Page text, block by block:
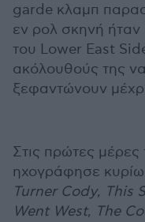
garde κλαμπ
εν ρολ σκηνή
του Lower East
ακόλουθούς της
ξεφαντώνουν
Στις πρώτες
ηχογράφησε
Turner Cody, This
Went West, The